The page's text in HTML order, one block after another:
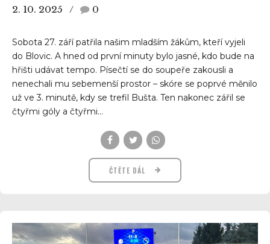
2. 10. 2025 0
Sobota 27. září patřila našim mladším žákům, kteří vyjeli
do Blovic. A hned od první minuty bylo jasné, kdo bude na
hřišti udávat tempo. Písečtí se do soupeře zakousli a
nenechali mu sebemenší prostor – skóre se poprvé měnilo
už ve 3. minutě, kdy se trefil Bušta. Ten nakonec zářil se
čtyřmi góly a čtyřmi...
ČTĚTE DÁL